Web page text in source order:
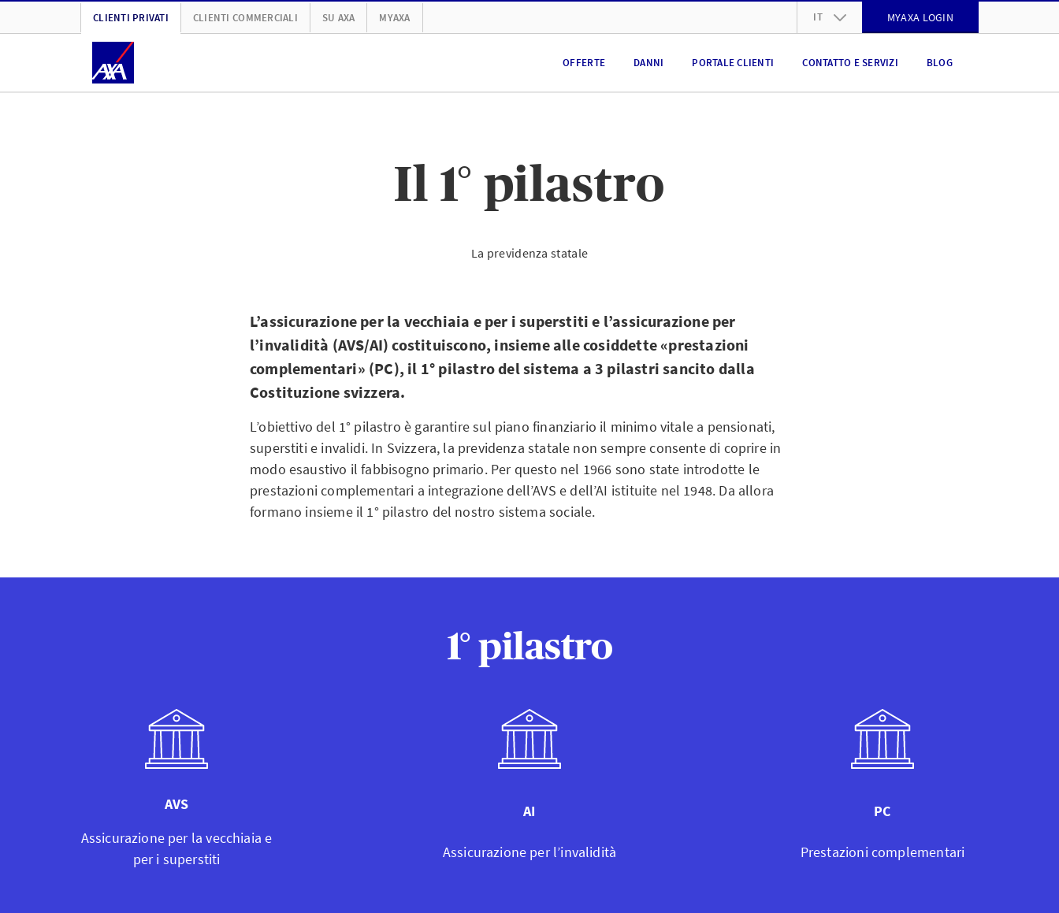
CLIENTI PRIVATI CLIENTI COMMERCIALI SU AXA MYAXA IT MYAXA LOGIN
OFFERTE DANNI PORTALE CLIENTI CONTATTO E SERVIZI BLOG
Il 1° pilastro
La previdenza statale
L’assicurazione per la vecchiaia e per i superstiti e l’assicurazione per
l’invalidità (AVS/AI) costituiscono, insieme alle cosiddette «prestazioni
complementari» (PC), il 1° pilastro del sistema a 3 pilastri sancito dalla
Costituzione svizzera.
L’obiettivo del 1° pilastro è garantire sul piano finanziario il minimo vitale a pensionati,
superstiti e invalidi. In Svizzera, la previdenza statale non sempre consente di coprire in
modo esaustivo il fabbisogno primario. Per questo nel 1966 sono state introdotte le
prestazioni complementari a integrazione dell’AVS e dell’AI istituite nel 1948. Da allora
formano insieme il 1° pilastro del nostro sistema sociale.
1° pilastro
AVS
Assicurazione per la vecchiaia e
per i superstiti
AI
Assicurazione per l’invalidità
PC
Prestazioni complementari